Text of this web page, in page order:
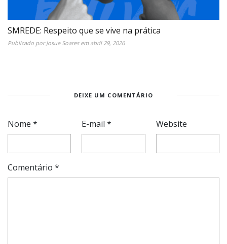
SMREDE: Respeito que se vive na prática
Publicado porJosue Soaresem abril 29, 2026
DEIXE UM COMENTÁRIO
Nome * E-mail* Website
Comentário *